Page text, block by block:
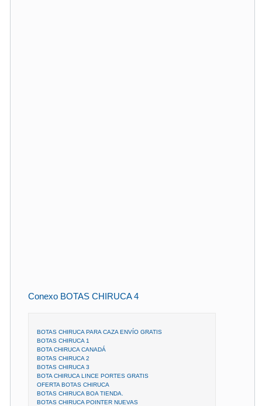
Conexo BOTAS CHIRUCA 4
BOTAS CHIRUCA PARA CAZA ENVÍO GRATIS
BOTAS CHIRUCA 1
BOTA CHIRUCA CANADÁ
BOTAS CHIRUCA 2
BOTAS CHIRUCA 3
BOTA CHIRUCA LINCE PORTES GRATIS
OFERTA BOTAS CHIRUCA
BOTAS CHIRUCA BOA TIENDA.
BOTAS CHIRUCA POINTER NUEVAS